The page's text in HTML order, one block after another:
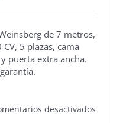
de 7 metros,
5 plazas, cama
puerta extra ancha.
desactivados